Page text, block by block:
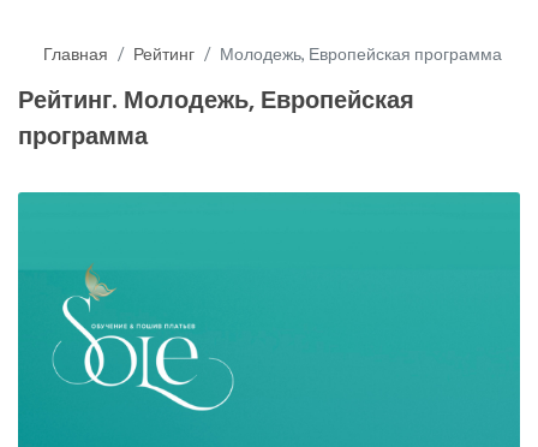
Главная Рейтинг Молодежь, Европейская программа
Рейтинг. Молодежь, Европейская
программа